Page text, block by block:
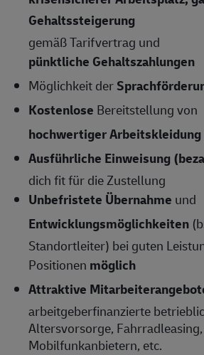
Gehaltssteigerung
gemäß Tarifvertrag und
pünktliche Gehaltszahlungen
Möglichkeit der
Kostenlose Bereitstellung von
hochwertiger Arbeitskleidung
Ausführliche Einweisung
dich fit für die Zustellung
Unbefristete Übernahme und
Entwicklungsmöglichkeiten
Standortleiter) bei guten
Positionen möglich
Attraktive
arbeitgeberfinanzierte
Altersvorsorge,
Mobilfunkanbietern, etc.